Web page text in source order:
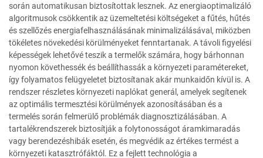
során automatikusan biztosítottak lesznek. Az energiaoptimalizáló
algoritmusok csökkentik az üzemeltetési költségeket a fűtés, hűtés
és szellőzés energiafelhasználásának minimalizálásával, miközben
tökéletes növekedési körülményeket fenntartanak. A távoli figyelési
képességek lehetővé teszik a termelők számára, hogy bárhonnan
nyomon követhessék és beállíthassák a környezeti paramétereket,
így folyamatos felügyeletet biztosítanak akár munkaidőn kívül is. A
rendszer részletes környezeti naplókat generál, amelyek segítenek
az optimális termesztési körülmények azonosításában és a
termelés során felmerülő problémák diagnosztizálásában. A
tartalékrendszerek biztosítják a folytonosságot áramkimaradás
vagy berendezéshibák esetén, és megvédik az értékes termést a
környezeti katasztrófáktól. Ez a fejlett technológia a